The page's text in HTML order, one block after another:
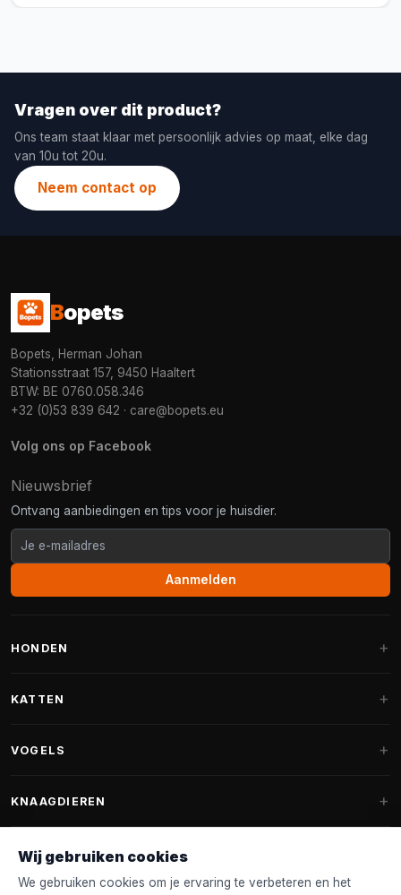
Vragen over dit product?
Ons team staat klaar met persoonlijk advies op maat, elke dag
van 10u tot 20u.
Neem contact op
Bopets
Bopets, Herman Johan
Stationsstraat 157, 9450 Haaltert
BTW: BE 0760.058.346
+32 (0)53 839 642 · care@bopets.eu
Volg ons op Facebook
Nieuwsbrief
Ontvang aanbiedingen en tips voor je huisdier.
Aanmelden
HONDEN
Fantail hondenmanden
Hondenspeelgoed
Halsband & Lijn
KATTEN
Krabpalen voor Maine Coon
VOGELS
Vogelvoer binnenvogels
Voederhuisjes
Nestkastjes & Nesting
KNAAGDIEREN
Knaagdierenvoer
Wij gebruiken cookies
We gebruiken cookies om je ervaring te verbeteren en het